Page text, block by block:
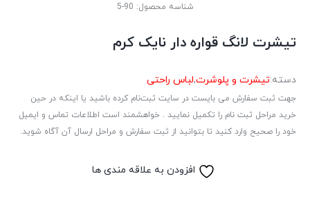
شناسه محصول: 90-5
تیشرت لانگ قواره دار نایک کرم
دسته:تیشرت و پلوشرت,لباس راحتی
جهت ثبت سفارش می بایست در سایت ثبت‌نام کرده باشید یا اینکه در حین
خرید مراحل ثبت نام را تکمیل نمایید . خواهشمند است اطلاعات تماس و ایمیل
خود را صحیح وارد کنید تا بتوانید از ثبت سفارش و مراحل ارسال آن آگاه شوید.
افزودن به علاقه مندی ها